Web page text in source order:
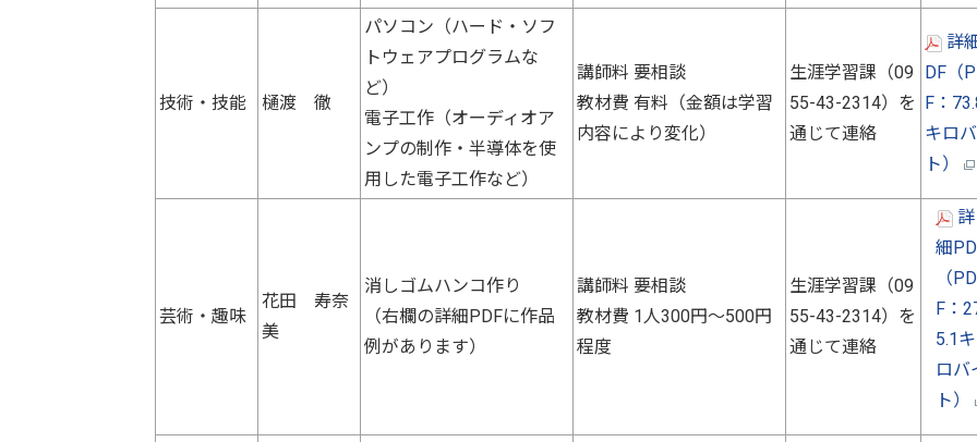
技術・技能 樋渡 徹
パソコン（ハード・ソフ
トウェアプログラムな
ど）
電子工作（オーディオア
ンプの制作・半導体を使
用した電子工作など）
講師料 要相談
教材費 有料（金額は学習
内容により変化）
生涯学習課（09
55-43-2314）を
通じて連絡
詳
DF（
F：
キロ
ト）
芸術・趣味
花田 寿奈
美
消しゴムハンコ作り
（右欄の詳細PDFに作品
例があります）
講師料 要相談
教材費 1人300円～500円
程度
生涯学習課（09
55-43-2314）を
通じて連絡
詳
細
（PD
F：
5.1キ
ロバ
ト）